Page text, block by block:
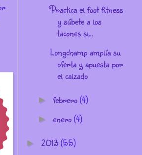
Practica el foot fitness
y súbete a los
tacones si...
Longchamp amplía su
oferta y apuesta por
el calzado
► febrero(4)
► enero(4)
► 2013(55)